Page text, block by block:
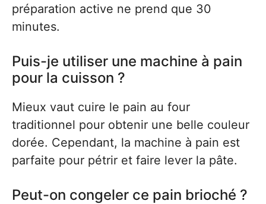
préparation active ne prend que 30
minutes.
Puis-je utiliser une machine à pain
pour la cuisson ?
Mieux vaut cuire le pain au four
traditionnel pour obtenir une belle couleur
dorée. Cependant, la machine à pain est
parfaite pour pétrir et faire lever la pâte.
Peut-on congeler ce pain brioché ?